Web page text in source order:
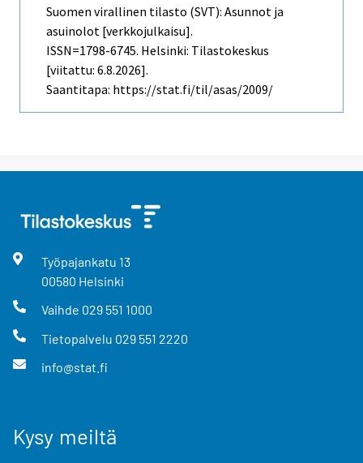
Suomen virallinen tilasto (SVT): Asunnot ja
asuinolot [verkkojulkaisu].
ISSN=1798-6745. Helsinki: Tilastokeskus
[viitattu: 6.8.2026].
Saantitapa: https://stat.fi/til/asas/2009/
Työpajankatu 13
00580 Helsinki
Vaihde 029 551 1000
Tietopalvelu 029 551 2220
info@stat.fi
Kysy meiltä